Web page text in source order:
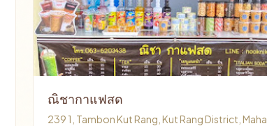
ณิชากาแฟสด
239 1, Tambon Kut Rang, Kut Rang District, Maha